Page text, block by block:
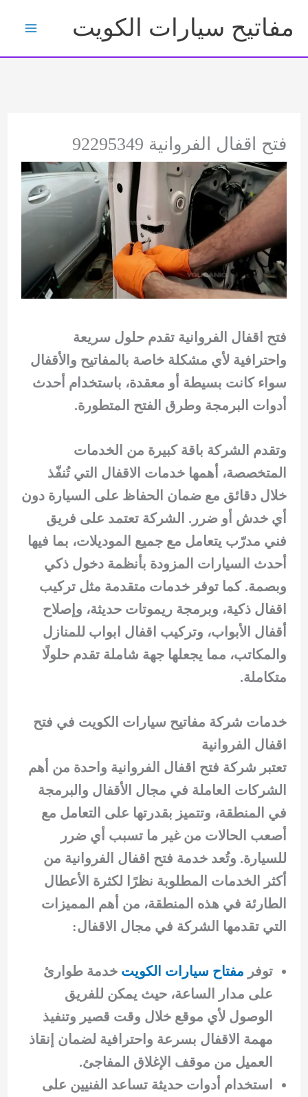
إلى
المحتوى
مفاتيح سيارات الكويت
فتح اقفال الفروانية 92295349
فتح اقفال الفروانية تقدم حلول سريعة
واحترافية لأي مشكلة خاصة بالمفاتيح والأقفال
سواء كانت بسيطة أو معقدة، باستخدام أحدث
أدوات البرمجة وطرق الفتح المتطورة.
وتقدم الشركة باقة كبيرة من الخدمات
المتخصصة، أهمها خدمات الاقفال التي تُنفّذ
خلال دقائق مع ضمان الحفاظ على السيارة دون
أي خدش أو ضرر. الشركة تعتمد على فريق
فني مدرّب يتعامل مع جميع الموديلات، بما فيها
أحدث السيارات المزودة بأنظمة دخول ذكي
وبصمة. كما توفر خدمات متقدمة مثل تركيب
اقفال ذكية، وبرمجة ريموتات حديثة، وإصلاح
أقفال الأبواب، وتركيب اقفال ابواب للمنازل
والمكاتب، مما يجعلها جهة شاملة تقدم حلولًا
متكاملة.
خدمات شركة مفاتيح سيارات الكويت في فتح
اقفال الفروانية
تعتبر شركة فتح اقفال الفروانية واحدة من أهم
الشركات العاملة في مجال الأقفال والبرمجة
في المنطقة، وتتميز بقدرتها على التعامل مع
أصعب الحالات من غير ما تسبب أي ضرر
للسيارة. وتُعد خدمة فتح اقفال الفروانية من
أكثر الخدمات المطلوبة نظرًا لكثرة الأعطال
الطارئة في هذه المنطقة، من أهم المميزات
التي تقدمها الشركة في مجال الاقفال:
توفر مفتاح سيارات الكويت خدمة طوارئ
على مدار الساعة، حيث يمكن للفريق
الوصول لأي موقع خلال وقت قصير وتنفيذ
مهمة الاقفال بسرعة واحترافية لضمان إنقاذ
العميل من موقف الإغلاق المفاجئ.
استخدام أدوات حديثة تساعد الفنيين على